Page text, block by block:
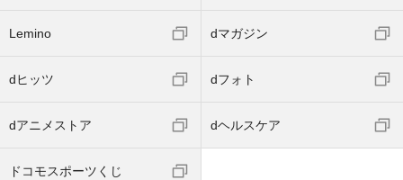
Lemino dマガジン
dヒッツ dフォト
dアニメストア dヘルスケア
ドコモスポーツくじ